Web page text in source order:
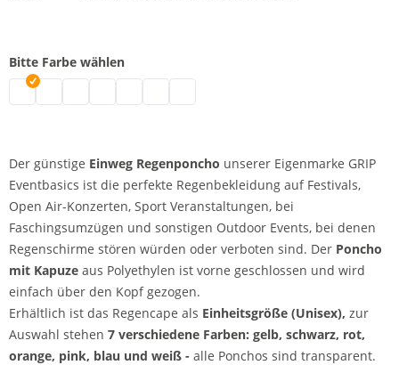
Bitte Farbe wählen
Einweg Regenponcho | schwarz
Einweg Regenponcho | weiß
Der günstige Einweg Regenponcho unserer Eigenmarke GRIP
Eventbasics ist die perfekte Regenbekleidung auf Festivals,
Open Air-Konzerten, Sport Veranstaltungen, bei
Faschingsumzügen und sonstigen Outdoor Events, bei denen
Regenschirme stören würden oder verboten sind. Der Poncho
mit Kapuze aus Polyethylen ist vorne geschlossen und wird
einfach über den Kopf gezogen.
Erhältlich ist das Regencape als Einheitsgröße (Unisex), zur
Auswahl stehen 7 verschiedene Farben: gelb, schwarz, rot,
orange, pink, blau und weiß - alle Ponchos sind transparent.